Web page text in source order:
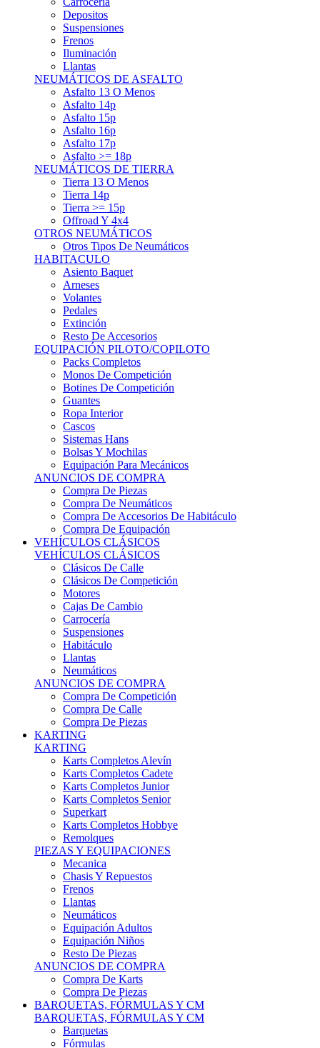
Depositos
Suspensiones
Frenos
Iluminación
Llantas
NEUMÁTICOS DE ASFALTO
Asfalto 13 O Menos
Asfalto 14p
Asfalto 15p
Asfalto 16p
Asfalto 17p
Asfalto >= 18p
NEUMÁTICOS DE TIERRA
Tierra 13 O Menos
Tierra 14p
Tierra >= 15p
Offroad Y 4x4
OTROS NEUMÁTICOS
Otros Tipos De Neumáticos
HABITACULO
Asiento Baquet
Arneses
Volantes
Pedales
Extinción
Resto De Accesorios
EQUIPACIÓN PILOTO/COPILOTO
Packs Completos
Monos De Competición
Botines De Competición
Guantes
Ropa Interior
Cascos
Sistemas Hans
Bolsas Y Mochilas
Equipación Para Mecánicos
ANUNCIOS DE COMPRA
Compra De Piezas
Compra De Neumáticos
Compra De Accesorios De Habitáculo
Compra De Equipación
VEHÍCULOS CLÁSICOS
VEHÍCULOS CLÁSICOS
Clásicos De Calle
Clásicos De Competición
Motores
Cajas De Cambio
Carrocería
Suspensiones
Habitáculo
Llantas
Neumáticos
ANUNCIOS DE COMPRA
Compra De Competición
Compra De Calle
Compra De Piezas
KARTING
KARTING
Karts Completos Alevín
Karts Completos Cadete
Karts Completos Junior
Karts Completos Senior
Superkart
Karts Completos Hobbye
Remolques
PIEZAS Y EQUIPACIONES
Mecanica
Chasis Y Repuestos
Frenos
Llantas
Neumáticos
Equipación Adultos
Equipación Niños
Resto De Piezas
ANUNCIOS DE COMPRA
Compra De Karts
Compra De Piezas
BARQUETAS, FÓRMULAS Y CM
BARQUETAS, FÓRMULAS Y CM
Barquetas
Fórmulas